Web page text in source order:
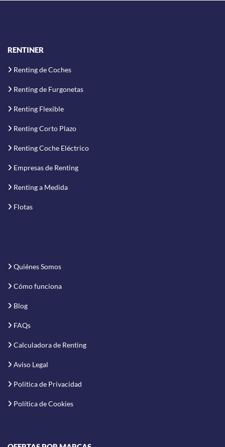
RENTINER
Renting de Coches
Renting de Furgonetas
Renting Flexible
Renting Corto Plazo
Renting Coche Eléctrico
Empresas de Renting
Renting a Medida
Flotas
Quiénes Somos
Cómo funciona
Blog
FAQs
Calculadora de Renting
Aviso Legal
Política de Privacidad
Política de Cookies